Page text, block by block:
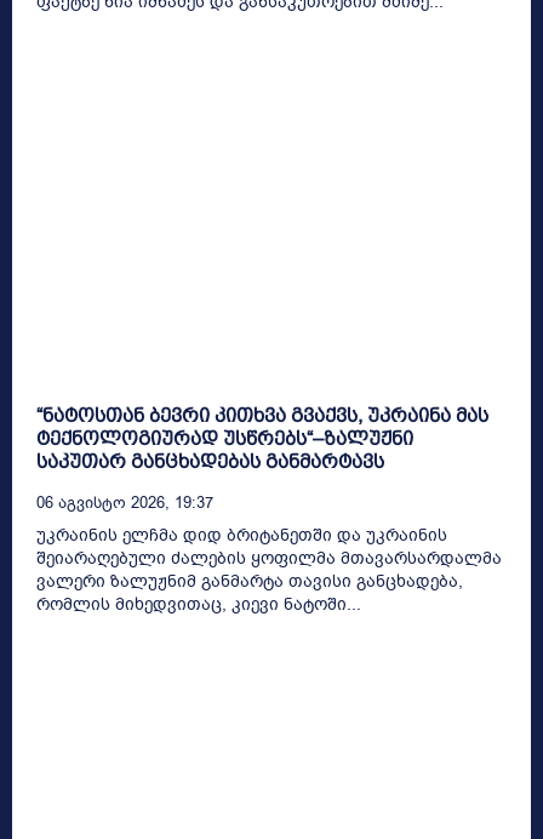
“ნატოსთან ბევრი კითხვა გვაქვს, უკრაინა მას
ტექნოლოგიურად უსწრებს“–ზალუჟნი
საკუთარ განცხადებას განმარტავს
06 Აგვისტო 2026, 19:37
უკრაინის ელჩმა დიდ ბრიტანეთში და უკრაინის
შეიარაღებული ძალების ყოფილმა მთავარსარდალმა
ვალერი ზალუჟნიმ განმარტა თავისი განცხადება,
რომლის მიხედვითაც, კიევი ნატოში...